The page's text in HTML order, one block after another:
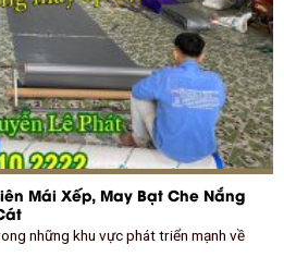
Mái Xếp, May Bạt Che Nắng
những khu vực phát triển mạnh về